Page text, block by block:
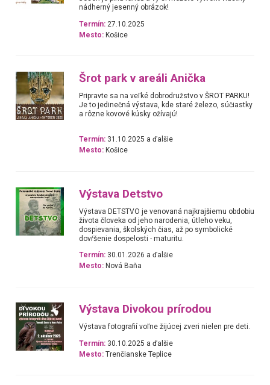
nádherný jesenný obrázok!
Termín: 27.10.2025
Mesto: Košice
Šrot park v areáli Anička
Pripravte sa na veľké dobrodružstvo v ŠROT PARKU!
Je to jedinečná výstava, kde staré železo, súčiastky
a rôzne kovové kúsky ožívajú!
Termín: 31.10.2025 a ďalšie
Mesto: Košice
Výstava Detstvo
Výstava DETSTVO je venovaná najkrajšiemu obdobiu
života človeka od jeho narodenia, útleho veku,
dospievania, školských čias, až po symbolické
dovŕšenie dospelosti - maturitu.
Termín: 30.01.2026 a ďalšie
Mesto: Nová Baňa
Výstava Divokou prírodou
Výstava fotografií voľne žijúcej zveri nielen pre deti.
Termín: 30.10.2025 a ďalšie
Mesto: Trenčianske Teplice